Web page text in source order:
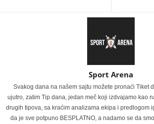
Sport Arena
Svakog dana na našem sajtu možete pronaći Tiket
ujutro, zatim Tip dana, jedan meč koji izdvajamo kao
drugih tipova, sa kraćim analizama ekipa i predlogom
da je sve potpuno BESPLATNO, a nadamo se da